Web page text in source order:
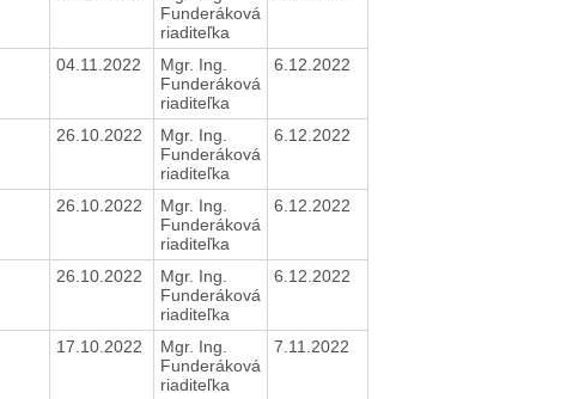
Funderáková
riaditeľka
04.11.2022
Mgr. Ing.
Funderáková
riaditeľka
6.12.2022
26.10.2022
Mgr. Ing.
Funderáková
riaditeľka
6.12.2022
26.10.2022
Mgr. Ing.
Funderáková
riaditeľka
6.12.2022
26.10.2022
Mgr. Ing.
Funderáková
riaditeľka
6.12.2022
17.10.2022
Mgr. Ing.
Funderáková
riaditeľka
7.11.2022